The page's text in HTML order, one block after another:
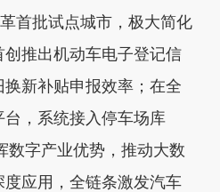
首批试点城市，极大简化
推出机动车电子登记信
新补贴申报效率；在全
，系统接入停车场库
字产业优势，推动大数
应用，全链条激发汽车